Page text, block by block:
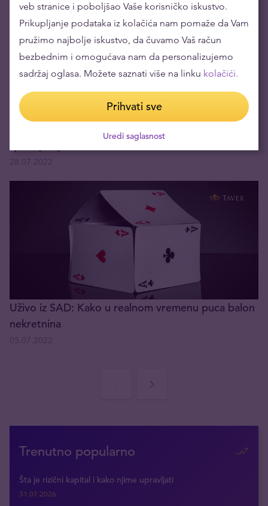
Zašto tržišta nekretnina u Evropi počinju da
28.07.2022
Uživo iz SAD: Kako u realnom vremenu puca balon
nekretnina
Trenutno popularno
Šta je rizični kapital i kako njime upravljati
31.07.2026
veb stranice i poboljšao Vaše korisničko iskustvo.
Prikupljanje podataka iz kolačića nam pomaže da Vam
pružimo najbolje iskustvo, da čuvamo Vaš račun
bezbednim i omogućava nam da personalizujemo
sadržaj oglasa. Možete saznati više na linku kolačići.
Prihvati sve
Uredi saglasnost